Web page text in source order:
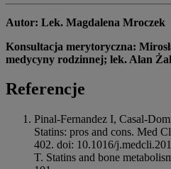
Autor: Lek. Magdalena Mroczek
Konsultacja merytoryczna:
medycyny rodzinnej; lek. Alan
Referencje
Pinal-Fernandez I, Casal-
Statins: pros and cons. Med
402. doi: 10.1016/
T. Statins and bone